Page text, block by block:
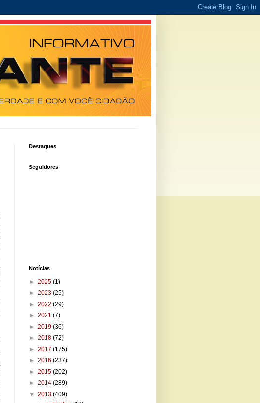
Destaques
Seguidores
Notícias
► 2025 (1)
► 2023 (25)
► 2022 (29)
► 2021 (7)
► 2019 (36)
► 2018 (72)
► 2017 (175)
► 2016 (237)
► 2015 (202)
► 2014 (289)
▼ 2013 (409)